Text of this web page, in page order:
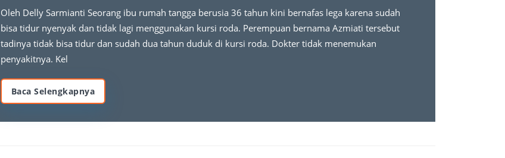
Oleh Delly Sarmianti Seorang ibu rumah tangga berusia 36 tahun kini bernafas lega karena sudah
bisa tidur nyenyak dan tidak lagi menggunakan kursi roda. Perempuan bernama Azmiati tersebut
tadinya tidak bisa tidur dan sudah dua tahun duduk di kursi roda. Dokter tidak menemukan
penyakitnya. Kel
Baca Selengkapnya